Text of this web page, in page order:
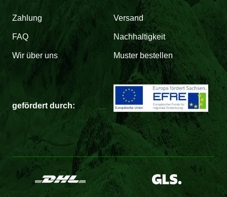
Zahlung Versand
FAQ Nachhaltigkeit
Wir über uns Muster bestellen
gefördert durch: